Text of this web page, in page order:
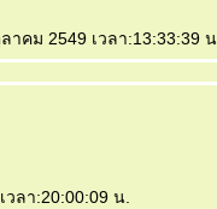
าคม 2549 เวลา:13:33:39 น.
ลา:20:00:09 น.